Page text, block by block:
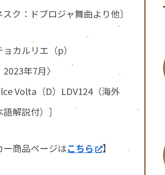
スク：ドブロジャ舞曲より他〕
カルリエ（p）
2023年7月〉
Volta（D）LDV124（海外
解説付）］
ー商品ページはこちら 】